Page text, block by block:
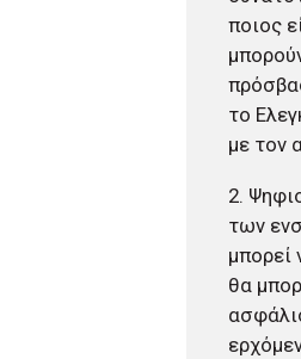
ποιος
το
με τον
2.
των
μπορεί
θα